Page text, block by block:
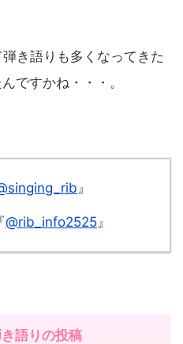
き語りも多くなってきた
ですかね・・・。
』
@rib_info2525 』
語りの投稿